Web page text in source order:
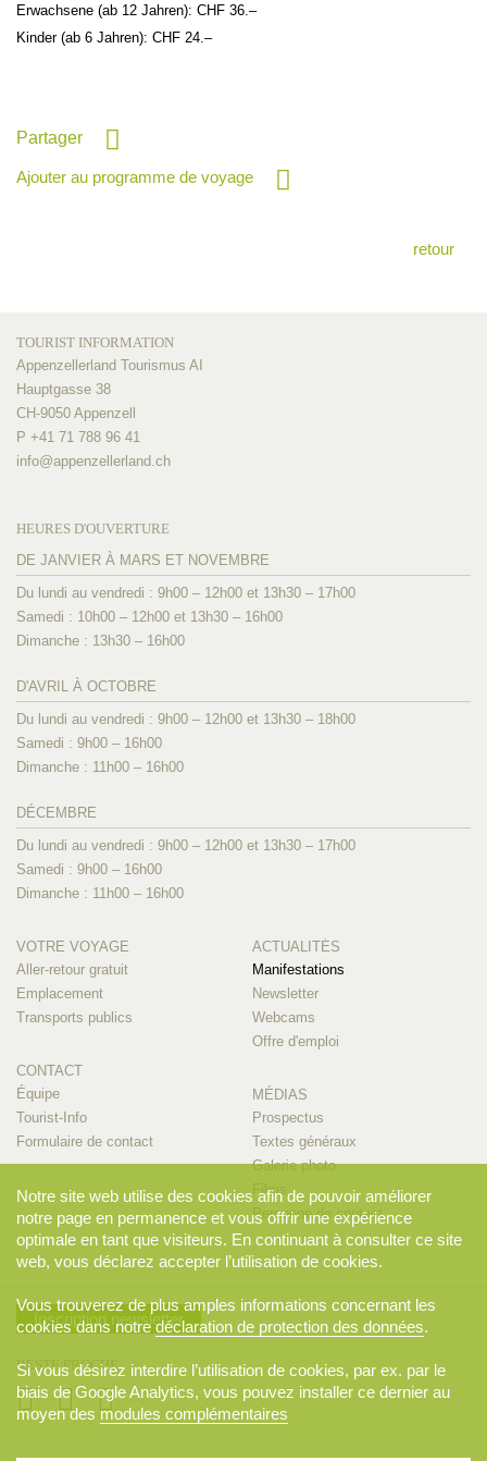
Erwachsene (ab 12 Jahren): CHF 36.–
Kinder (ab 6 Jahren): CHF 24.–
Partager
Ajouter au programme de voyage
retour
TOURIST INFORMATION
Appenzellerland Tourismus AI
Hauptgasse 38
CH-9050 Appenzell
P +41 71 788 96 41
info@appenzellerland.ch
HEURES D'OUVERTURE
DE JANVIER À MARS ET NOVEMBRE
Du lundi au vendredi : 9h00 – 12h00 et 13h30 – 17h00
Samedi : 10h00 – 12h00 et 13h30 – 16h00
Dimanche : 13h30 – 16h00
D'AVRIL À OCTOBRE
Du lundi au vendredi : 9h00 – 12h00 et 13h30 – 18h00
Samedi : 9h00 – 16h00
Dimanche : 11h00 – 16h00
DÉCEMBRE
Du lundi au vendredi : 9h00 – 12h00 et 13h30 – 17h00
Samedi : 9h00 – 16h00
Dimanche : 11h00 – 16h00
VOTRE VOYAGE
Aller-retour gratuit
Emplacement
Transports publics
CONTACT
Équipe
Tourist-Info
Formulaire de contact
ACTUALITÉS
Manifestations
Newsletter
Webcams
Offre d'emploi
MÉDIAS
Prospectus
Textes généraux
Galerie photo
Films
Personne de contact
Inscription newsletter
RESTE PROCHE
Notre site web utilise des cookies afin de pouvoir améliorer
notre page en permanence et vous offrir une expérience
optimale en tant que visiteurs. En continuant à consulter ce site
web, vous déclarez accepter l’utilisation de cookies.
Vous trouverez de plus amples informations concernant les
cookies dans notredéclaration de protection des données.
Si vous désirez interdire l’utilisation de cookies, par ex. par le
biais de Google Analytics, vous pouvez installer ce dernier au
moyen des modules complémentaires